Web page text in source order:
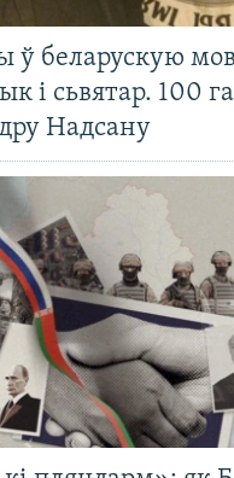
ў беларускую
і сьвятар. 100
Надсану